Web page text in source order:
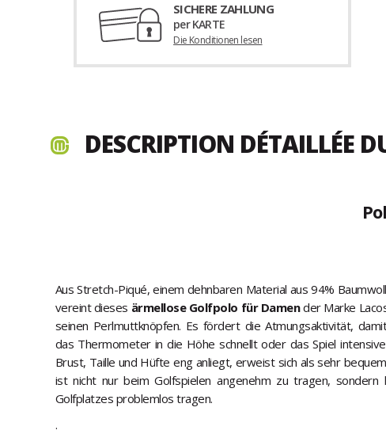
SICHERE ZAHLUNG
per KARTE
Die Konditionen lesen
DESCRIPTION DÉTAILLÉE
Aus Stretch-Piqué, einem dehnbaren Material aus 94%
vereint dieses ärmellose Golfpolo für Damender Marke
seinen Perlmuttknöpfen. Es fördert die Atmungsaktivität,
das Thermometer in die Höhe schnellt oder das Spiel
Brust, Taille und Hüfte eng anliegt, erweist sich als sehr
ist nicht nur beim Golfspielen angenehm zu tragen, sondern
Golfplatzes problemlos tragen.
.